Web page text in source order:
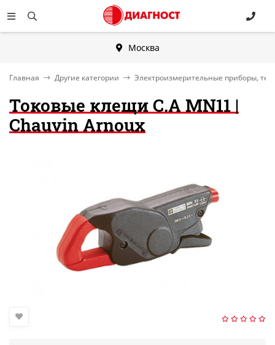
Москва
Главная Другие категории Электроизмерительные приборы,
Токовые клещи C.A MN11 |
Chauvin Arnoux